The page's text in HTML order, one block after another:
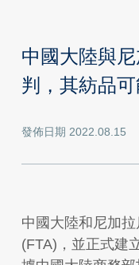
中國大陸與
判，其紡品
發佈日期 2022.08.15
中國大陸和尼加
(FTA)，並正式建